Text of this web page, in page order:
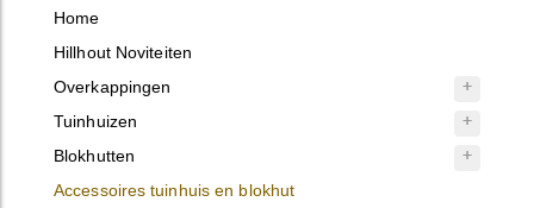
Home
Hillhout Noviteiten
Overkappingen
Tuinhuizen
Blokhutten
Accessoires tuinhuis en blokhut